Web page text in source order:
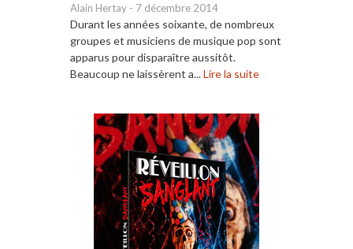
Alain Hertay - 7 décembre 2014
Durant les années soixante, de nombreux
groupes et musiciens de musique pop sont
apparus pour disparaître aussitôt.
Beaucoup ne laissèrent a...Lire la suite